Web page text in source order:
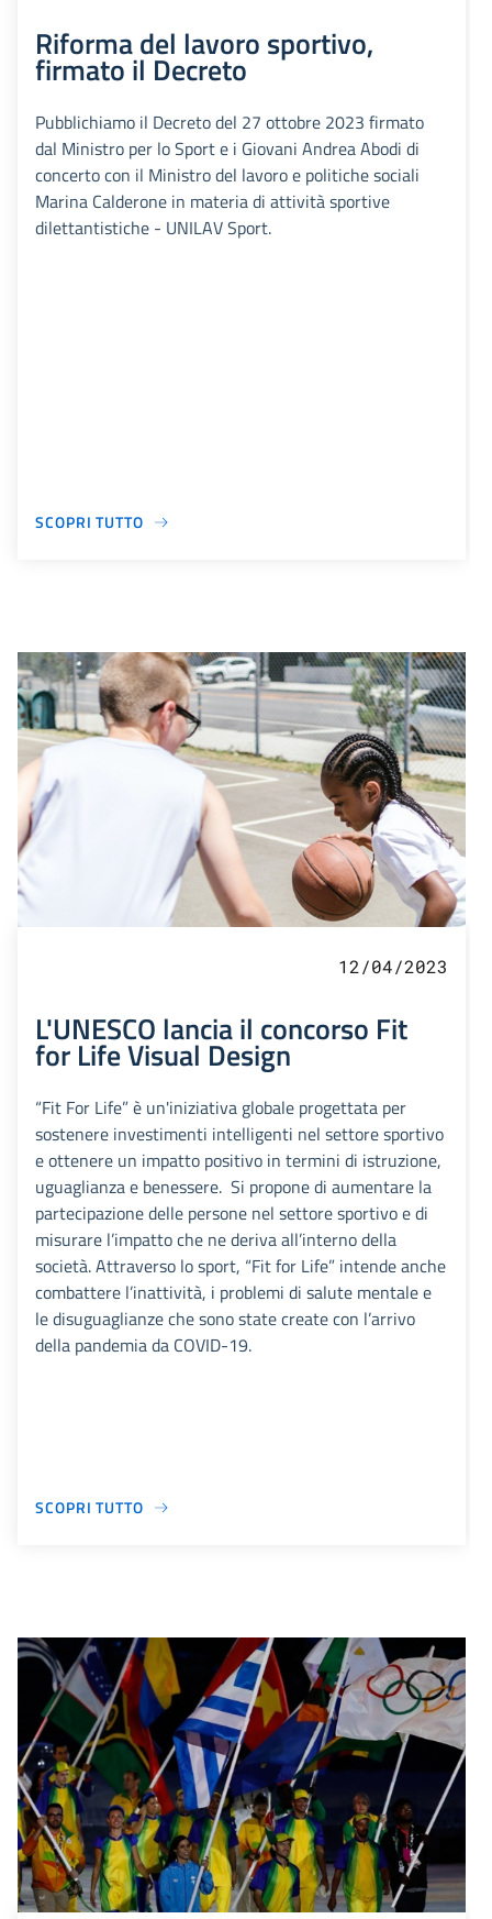
Riforma del lavoro sportivo,
firmato il Decreto
Pubblichiamo il Decreto del 27 ottobre 2023 firmato
dal Ministro per lo Sport e i Giovani Andrea Abodi di
concerto con il Ministro del lavoro e politiche sociali
Marina Calderone in materia di attività sportive
dilettantistiche - UNILAV Sport.
SCOPRI TUTTO
12/04/2023
L'UNESCO lancia il concorso Fit
for Life Visual Design
“Fit For Life” è un'iniziativa globale progettata per
sostenere investimenti intelligenti nel settore sportivo
e ottenere un impatto positivo in termini di istruzione,
uguaglianza e benessere. Si propone di aumentare la
partecipazione delle persone nel settore sportivo e di
misurare l’impatto che ne deriva all’interno della
società. Attraverso lo sport, “Fit for Life” intende anche
combattere l’inattività, i problemi di salute mentale e
le disuguaglianze che sono state create con l’arrivo
della pandemia da COVID-19.
SCOPRI TUTTO